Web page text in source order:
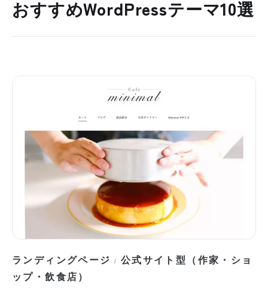
おすすめWordPressテーマ10選
ランディングページ / 公式サイト型（作家・ショ
ップ・飲食店）